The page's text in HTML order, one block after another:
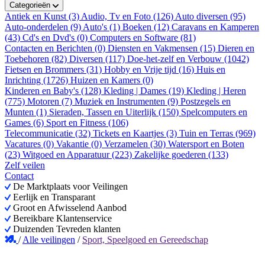
Categorieën
Antiek en Kunst (3) Audio, Tv en Foto (126) Auto diversen (95)
Auto-onderdelen (9) Auto's (1) Boeken (12) Caravans en Kamperen
(43) Cd's en Dvd's (0) Computers en Software (81)
Contacten en Berichten (0) Diensten en Vakmensen (15) Dieren en
Toebehoren (82) Diversen (117) Doe-het-zelf en Verbouw (1042)
Fietsen en Brommers (31) Hobby en Vrije tijd (16) Huis en
Inrichting (1726) Huizen en Kamers (0)
Kinderen en Baby's (128) Kleding | Dames (19) Kleding | Heren
(775) Motoren (7) Muziek en Instrumenten (9) Postzegels en
Munten (1) Sieraden, Tassen en Uiterlijk (150) Spelcomputers en
Games (6) Sport en Fitness (106)
Telecommunicatie (32) Tickets en Kaartjes (3) Tuin en Terras (969)
Vacatures (0) Vakantie (0) Verzamelen (30) Watersport en Boten
(23) Witgoed en Apparatuur (223) Zakelijke goederen (133)
Zelf veilen
Contact
De Marktplaats voor Veilingen
Eerlijk en Transparant
Groot en Afwisselend Aanbod
Bereikbare Klantenservice
Duizenden Tevreden klanten
/Alle veilingen / Sport, Speelgoed en Gereedschap